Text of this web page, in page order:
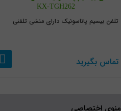
KX-TGH262
تلفن بیسیم پاناسونیک دارای منشی تلفنی
تماس بگیرید
منوی اختصاصی